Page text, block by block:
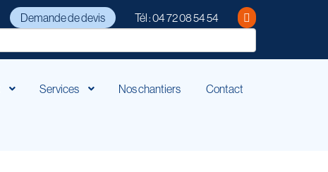
Demande de devis Tél : 04 72 08 54 54
Services Nos chantiers Contact